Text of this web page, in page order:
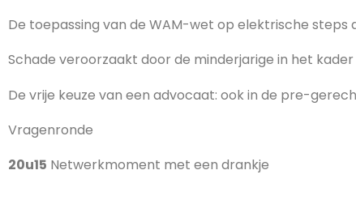
De toepassing van de WAM-wet op elektrische steps
Schade veroorzaakt door de minderjarige in het kader
De vrije keuze van een advocaat: ook in de pre-
Vragenronde
20u15 Netwerkmoment met een drankje